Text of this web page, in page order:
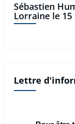
Sébastien
Lorraine le 15
Lettre